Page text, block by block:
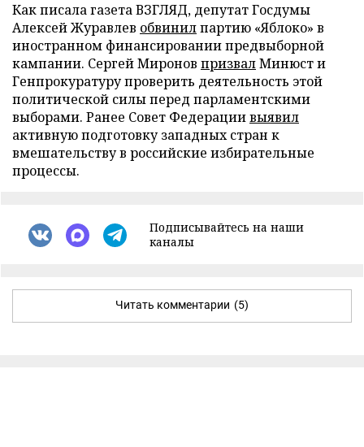
Как писала газета ВЗГЛЯД, депутат Госдумы
Алексей Журавлев обвинилпартию «Яблоко» в
иностранном финансировании предвыборной
кампании. Сергей Миронов призвалМинюст и
Генпрокуратуру проверить деятельность этой
политической силы перед парламентскими
выборами. Ранее Совет Федерациивыявил
активную подготовку западных стран к
вмешательству в российские избирательные
процессы.
Подписывайтесь на наши
каналы
Читать комментарии (5)